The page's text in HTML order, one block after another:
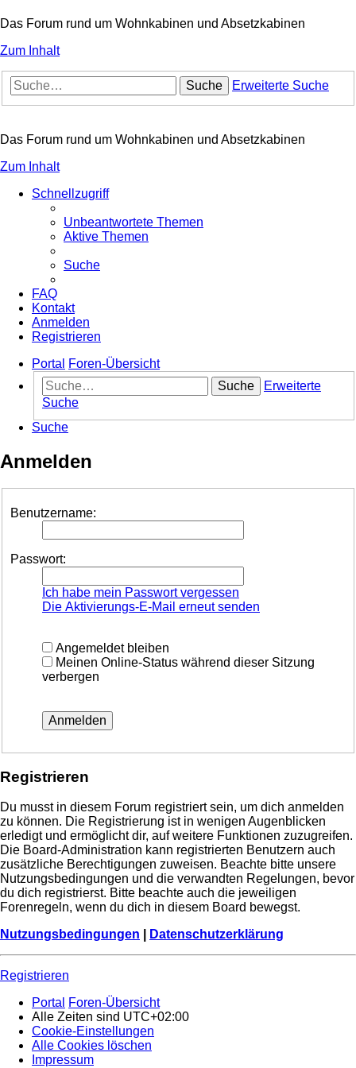
Das Forum rund um Wohnkabinen und Absetzkabinen
Zum Inhalt
Suche Erweiterte Suche
Das Forum rund um Wohnkabinen und Absetzkabinen
Zum Inhalt
Schnellzugriff
Unbeantwortete Themen
Aktive Themen
Suche
FAQ
Kontakt
Anmelden
Registrieren
Portal
Foren-Übersicht
Suche
Erweiterte
Suche
Suche
Anmelden
Benutzername:
Passwort:
Ich habe mein Passwort vergessen
Die Aktivierungs-E-Mail erneut senden
Angemeldet bleiben
Meinen Online-Status während dieser Sitzung
verbergen
Registrieren
Du musst in diesem Forum registriert sein, um dich anmelden
zu können. Die Registrierung ist in wenigen Augenblicken
erledigt und ermöglicht dir, auf weitere Funktionen zuzugreifen.
Die Board-Administration kann registrierten Benutzern auch
zusätzliche Berechtigungen zuweisen. Beachte bitte unsere
Nutzungsbedingungen und die verwandten Regelungen, bevor
du dich registrierst. Bitte beachte auch die jeweiligen
Forenregeln, wenn du dich in diesem Board bewegst.
Nutzungsbedingungen
Datenschutzerklärung
Registrieren
Portal Foren-Übersicht
Alle Zeiten sind UTC+02:00
Cookie-Einstellungen
Alle Cookies löschen
Impressum